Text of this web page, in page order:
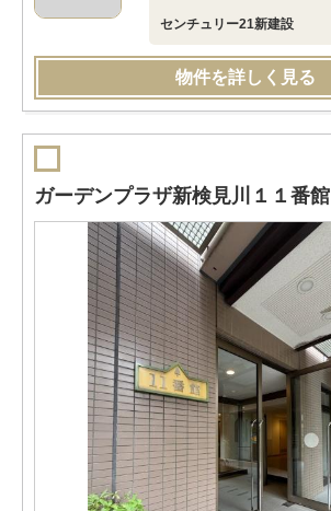
センチュリー21新建設
物件を詳しく見る
ガーデンプラザ新検見川１１番館